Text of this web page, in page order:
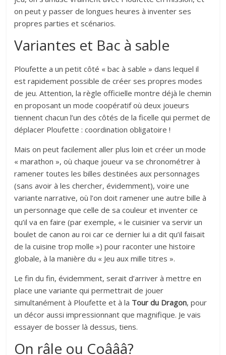
on peut y passer de longues heures à inventer ses
propres parties et scénarios.
Variantes et Bac à sable
Ploufette a un petit côté « bac à sable » dans lequel il
est rapidement possible de créer ses propres modes
de jeu. Attention, la règle officielle montre déjà le chemin
en proposant un mode coopératif où deux joueurs
tiennent chacun l’un des côtés de la ficelle qui permet de
déplacer Ploufette : coordination obligatoire !
Mais on peut facilement aller plus loin et créer un mode
« marathon », où chaque joueur va se chronométrer à
ramener toutes les billes destinées aux personnages
(sans avoir à les chercher, évidemment), voire une
variante narrative, où l’on doit ramener une autre bille à
un personnage que celle de sa couleur et inventer ce
qu’il va en faire (par exemple, « le cuisinier va servir un
boulet de canon au roi car ce dernier lui a dit qu’il faisait
de la cuisine trop molle ») pour raconter une histoire
globale, à la manière du « Jeu aux mille titres ».
Le fin du fin, évidemment, serait d’arriver à mettre en
place une variante qui permettrait de jouer
simultanément à Ploufette et à la Tour du Dragon, pour
un décor aussi impressionnant que magnifique. Je vais
essayer de bosser là dessus, tiens.
On râle ou Coâââ?